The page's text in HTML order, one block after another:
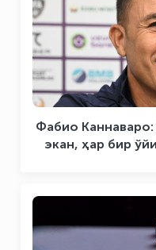
Фабио
экан, ҳар бир